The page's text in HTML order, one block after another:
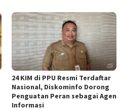
24 KIM di PPU Resmi Terdaftar
Nasional, Diskominfo Dorong
Penguatan Peran sebagai Agen
Informasi